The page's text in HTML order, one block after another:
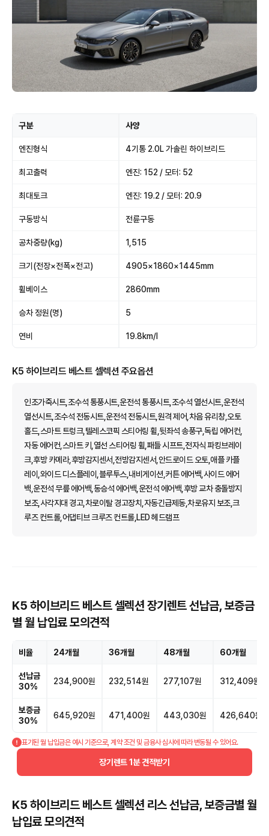
구분 사양
엔진형식 4기통 2.0L 가솔린 하이브리드
최고출력 엔진: 152 / 모터: 52
최대토크 엔진: 19.2 / 모터: 20.9
구동방식 전륜구동
공차중량(kg) 1,515
크기(전장×전폭×전고) 4905×1860×1445mm
휠베이스 2860mm
승차 정원(명) 5
연비 19.8km/l
K5 하이브리드 베스트 셀렉션 주요옵션
인조가죽시트,조수석 통풍시트,운전석 통풍시트,조수석 열선시트,운전석
열선시트,조수석 전동시트,운전석 전동시트,원격 제어,차음 유리창,오토
홀드,스마트 트렁크,텔레스코픽 스티어링 휠,뒷좌석 송풍구,독립 에어컨,
자동 에어컨,스마트 키,열선 스티어링 휠,패들 시프트,전자식 파킹브레이
크,후방 카메라,후방감지센서,전방감지센서,안드로이드 오토,애플 카플
레이,와이드 디스플레이,블루투스,내비게이션,커튼 에어백,사이드 에어
백,운전석 무릎 에어백,동승석 에어백,운전석 에어백,후방 교차 충돌방지
보조,사각지대 경고,차로이탈 경고장치,자동긴급제동,차로유지 보조,크
루즈 컨트롤,어댑티브 크루즈 컨트롤,LED 헤드램프
K5 하이브리드 베스트 셀렉션 장기렌트 선납금, 보증금
별 월 납입료 모의견적
비율 24개월 36개월 48개월 60개월
선납금
30%
234,900원 232,514원 277,107원 312,409원
보증금
30%
645,920원 471,400원 443,030원 426,640원
표기된 월 납입금은 예시 기준으로, 계약 조건 및 금융사 심사에 따라 변동될 수 있어요.
장기렌트 1분 견적받기
K5 하이브리드 베스트 셀렉션 리스 선납금, 보증금별 월
납입료 모의견적